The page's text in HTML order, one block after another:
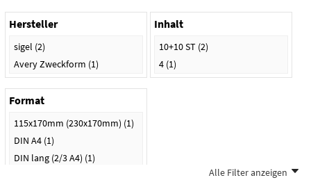
Hersteller
sigel (2)
Avery Zweckform (1)
Inhalt
10+10 ST (2)
4 (1)
Format
115x170mm (230x170mm) (1)
DIN A4 (1)
DIN lang (2/3 A4) (1)
Alle Filter anzeigen